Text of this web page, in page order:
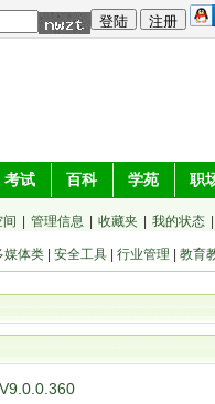
考试 百科 学苑 职
管理信息 收藏夹 我的状态
媒体类 安全工具 行业管理 教育